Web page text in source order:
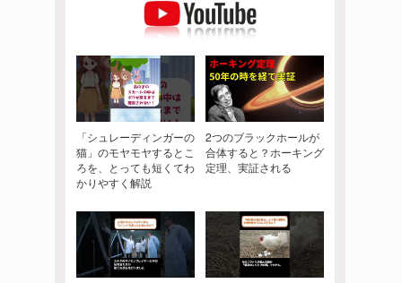
「シュレーディンガーの
猫」のモヤモヤするとこ
ろを、とっても短くてわ
かりやすく解説
2つのブラックホールが
合体すると？ホーキング
定理、実証される